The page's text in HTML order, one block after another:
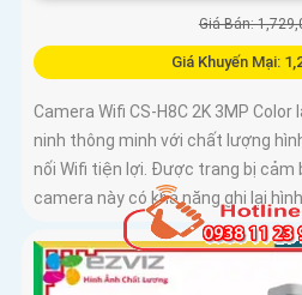
Giá Bán:
Giá Khuyến Mại:
Camera Wifi CS-H8C 2K 3MP
ninh thông minh với chất lượng
nối Wifi tiện lợi. Được trang bị cảm
camera này có khả năng ghi lại